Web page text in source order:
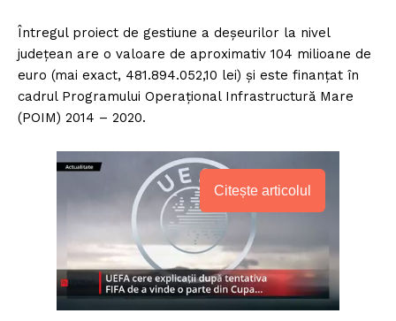
Întregul proiect de gestiune a deșeurilor la nivel
județean are o valoare de aproximativ 104 milioane de
euro (mai exact, 481.894.052,10 lei) și este finanțat în
cadrul Programului Operațional Infrastructură Mare
(POIM) 2014 – 2020.
Citește articolul